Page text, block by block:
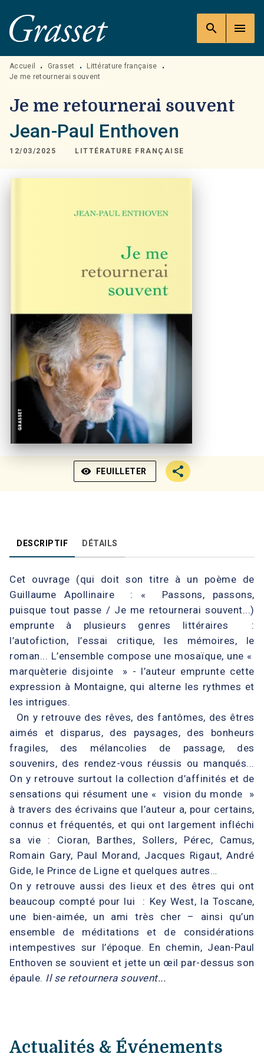
MENU RECHERCHE
PIED DE PAGE
search menu
Accueil • Grasset • Littérature française
•
Je me retournerai souvent
Je me retournerai souvent
Jean-Paul Enthoven
12/03/2025 LITTÉRATURE FRANÇAISE
visibility FEUILLETER
DESCRIPTIF DÉTAILS
Cet ouvrage (qui doit son titre à un poème de
Guillaume Apollinaire : « Passons, passons,
puisque tout passe / Je me retournerai souvent...)
emprunte à plusieurs genres littéraires :
l’autofiction, l’essai critique, les mémoires, le
roman... L’ensemble compose une mosaïque, une «
marquèterie disjointe » - l’auteur emprunte cette
expression à Montaigne, qui alterne les rythmes et
les intrigues.
On y retrouve des rêves, des fantômes, des êtres
aimés et disparus, des paysages, des bonheurs
fragiles, des mélancolies de passage, des
souvenirs, des rendez-vous réussis ou manqués...
On y retrouve surtout la collection d’affinités et de
sensations qui résument une « vision du monde »
à travers des écrivains que l’auteur a, pour certains,
connus et fréquentés, et qui ont largement infléchi
sa vie : Cioran, Barthes, Sollers, Pérec, Camus,
Romain Gary, Paul Morand, Jacques Rigaut, André
Gide, le Prince de Ligne et quelques autres…
On y retrouve aussi des lieux et des êtres qui ont
beaucoup compté pour lui : Key West, la Toscane,
une bien-aimée, un ami très cher – ainsi qu’un
ensemble de méditations et de considérations
intempestives sur l’époque. En chemin, Jean-Paul
Enthoven se souvient et jette un œil par-dessus son
épaule. Il se retournera souvent...
Actualités & Événements